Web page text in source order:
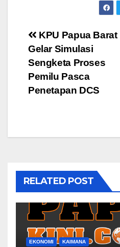
Post
navigation
KPU Papua Barat
Gelar Simulasi
Sengketa Proses
Pemilu Pasca
Penetapan DCS
RELATED POST
EKONOMI KAIMANA